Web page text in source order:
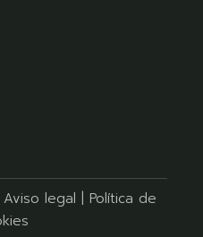
Aviso legal | Política de